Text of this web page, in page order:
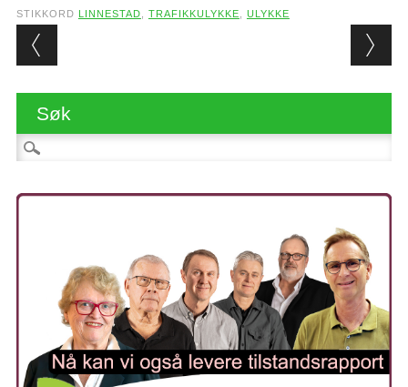
STIKKORD LINNESTAD TRAFIKKULYKKE ULYKKE
Post navigation
Søk
Søk etter: